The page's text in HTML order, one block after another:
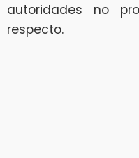
autoridades no
respecto.